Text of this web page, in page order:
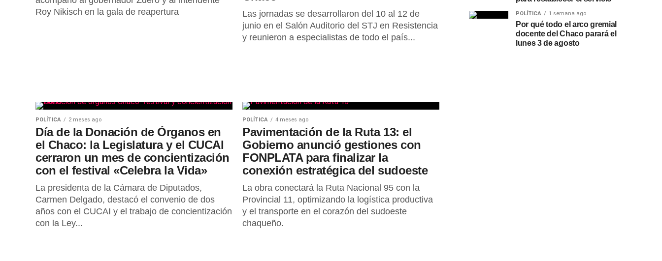
Roy Nikisch en la gala de reapertura
Las jornadas se desarrollaron del 10 al 12 de
junio en el Salón Auditorio del STJ en Resistencia
y reunieron a especialistas de todo el país...
POLÍTICA 2 meses ago
Día de la Donación de Órganos en
el Chaco: la Legislatura y el CUCAI
cerraron un mes de concientización
con el festival «Celebra la Vida»
La presidenta de la Cámara de Diputados,
Carmen Delgado, destacó el convenio de dos
años con el CUCAI y el trabajo de concientización
con la Ley...
POLÍTICA 4 meses ago
Pavimentación de la Ruta 13: el
Gobierno anunció gestiones con
FONPLATA para finalizar la
conexión estratégica del sudoeste
La obra conectará la Ruta Nacional 95 con la
Provincial 11, optimizando la logística productiva
y el transporte en el corazón del sudoeste
chaqueño.
POLÍTICA 1 semana ago
Por qué todo el arco gremial
docente del Chaco parará el
lunes 3 de agosto